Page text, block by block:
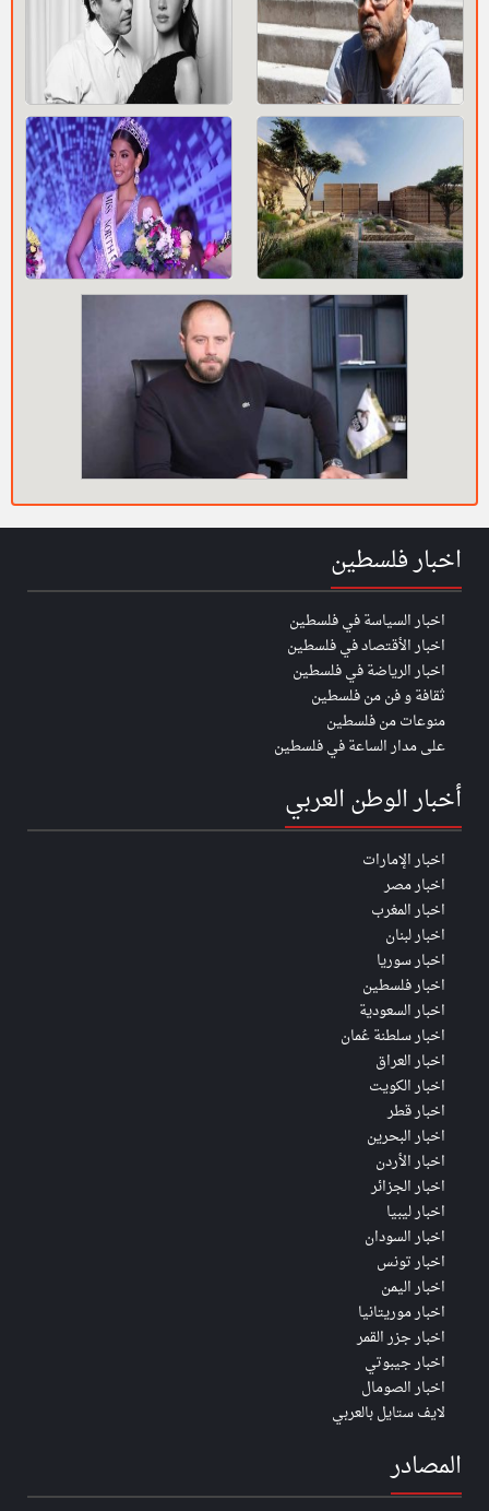
اخبار فلسطين
اخبار السياسة في فلسطين
اخبار الأقتصاد في فلسطين
اخبار الرياضة في فلسطين
ثقافة و فن من فلسطين
منوعات من فلسطين
على مدار الساعة في فلسطين
أخبار الوطن العربي
اخبار الإمارات
اخبار مصر
اخبار المغرب
اخبار لبنان
اخبار سوريا
اخبار فلسطين
اخبار السعودية
اخبار سلطنة عُمان
اخبار العراق
اخبار الكويت
اخبار قطر
اخبار البحرين
اخبار الأردن
اخبار الجزائر
اخبار ليبيا
اخبار السودان
اخبار تونس
اخبار اليمن
اخبار موريتانيا
اخبار جزر القمر
اخبار جيبوتي
اخبار الصومال
لايف ستايل بالعربي
المصادر